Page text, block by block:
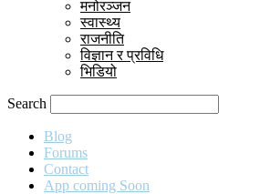
मनोरञ्जन
स्वास्थ्य
राजनीति
विज्ञान र प्रविधि
भिडियो
Search
Blog
Forums
Contact
App coming Soon